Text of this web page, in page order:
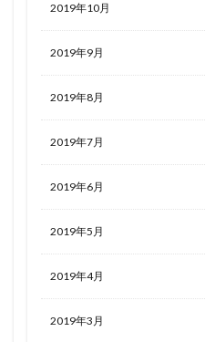
2019年10月
2019年9月
2019年8月
2019年7月
2019年6月
2019年5月
2019年4月
2019年3月